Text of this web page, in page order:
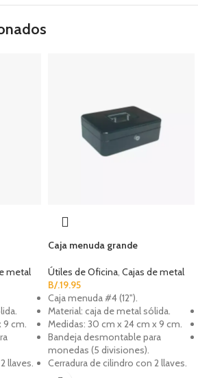
metal
9 cm.
llaves.
Caja menuda grande
Útiles de Oficina, Cajas de metal
B/.19.95
Caja menuda #4 (12").
Material: caja de metal sólida.
Medidas: 30 cm x 24 cm x 9 cm.
Bandeja desmontable para
monedas (5 divisiones).
Cerradura de cilindro con 2 llaves.